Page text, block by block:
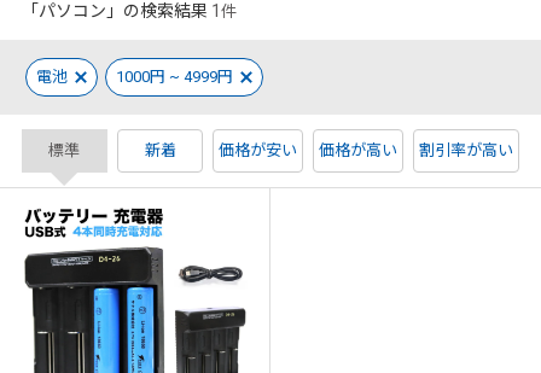
「パソコン」の検索結果 1 件
電池 1000円 ~ 4999円
標準 新着 価格が安い 価格が高い 割引率が高い